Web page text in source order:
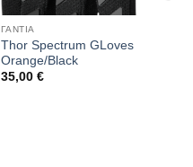
ΓΑΝΤΙΑ
Thor Spectrum GLoves
Orange/Black
35,00 €